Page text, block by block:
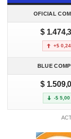
OFICIAL
$
+$ 0,24
BLUE
$
-$ 5,00